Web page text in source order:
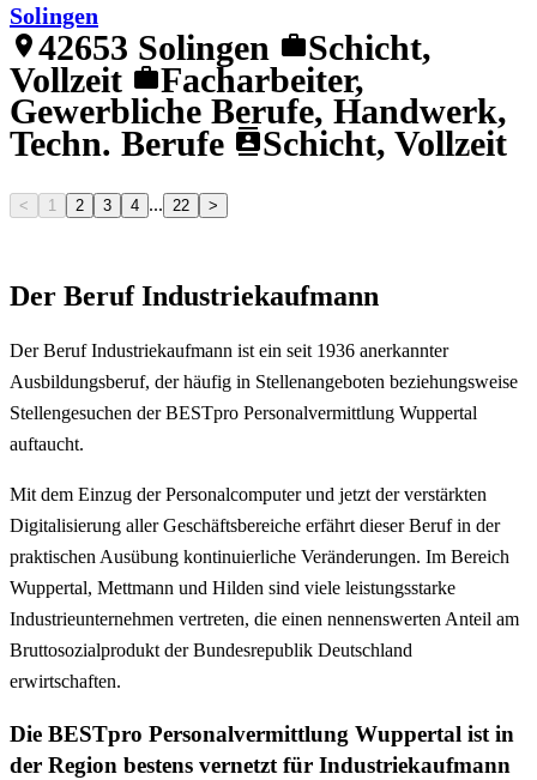
Solingen
location_on 42653 Solingen workSchicht,
Vollzeit workFacharbeiter,
Gewerbliche Berufe, Handwerk,
Techn. Berufe contactsSchicht, Vollzeit
< 1 2 3 4 ... 22 >
Der Beruf Industriekaufmann
Der Beruf Industriekaufmann ist ein seit 1936 anerkannter
Ausbildungsberuf, der häufig in Stellenangeboten beziehungsweise
Stellengesuchen der BESTpro Personalvermittlung Wuppertal
auftaucht.
Mit dem Einzug der Personalcomputer und jetzt der verstärkten
Digitalisierung aller Geschäftsbereiche erfährt dieser Beruf in der
praktischen Ausübung kontinuierliche Veränderungen. Im Bereich
Wuppertal, Mettmann und Hilden sind viele leistungsstarke
Industrieunternehmen vertreten, die einen nennenswerten Anteil am
Bruttosozialprodukt der Bundesrepublik Deutschland
erwirtschaften.
Die BESTpro Personalvermittlung Wuppertal ist in
der Region bestens vernetzt für Industriekaufmann